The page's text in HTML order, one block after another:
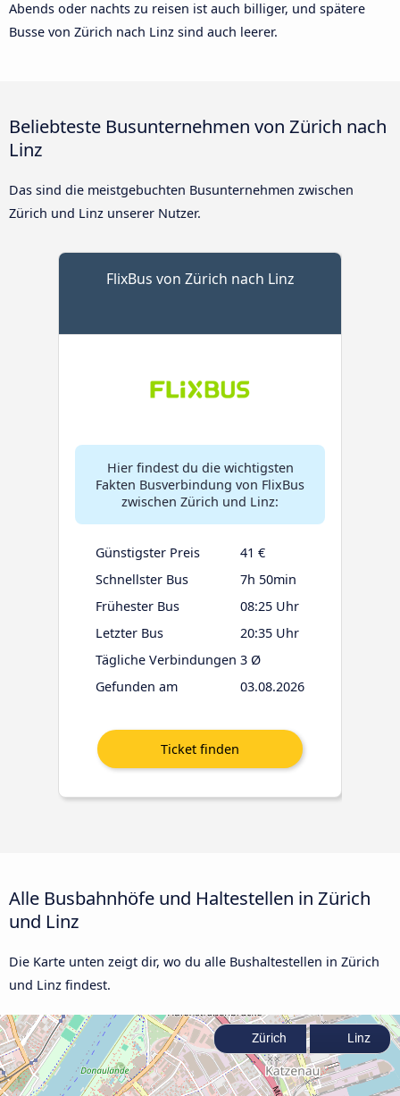
Abends oder nachts zu reisen ist auch billiger, und spätere
Busse von Zürich nach Linz sind auch leerer.
Beliebteste Busunternehmen von Zürich nach
Linz
Das sind die meistgebuchten Busunternehmen zwischen
Zürich und Linz unserer Nutzer.
FlixBus von Zürich nach Linz
Hier findest du die wichtigsten
Fakten Busverbindung von FlixBus
zwischen Zürich und Linz:
Günstigster Preis
41 €
Schnellster Bus
7h 50min
Frühester Bus
08:25 Uhr
Letzter Bus
20:35 Uhr
Tägliche Verbindungen 3 Ø
Gefunden am
03.08.2026
Alle Busbahnhöfe und Haltestellen in Zürich
und Linz
Die Karte unten zeigt dir, wo du alle Bushaltestellen in Zürich
und Linz findest.
Zürich Linz